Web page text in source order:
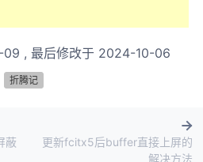
09 , 最后修改于 2024-10-06
折腾记
蔽
更新fcitx5后buffer直接上屏的
解决方法